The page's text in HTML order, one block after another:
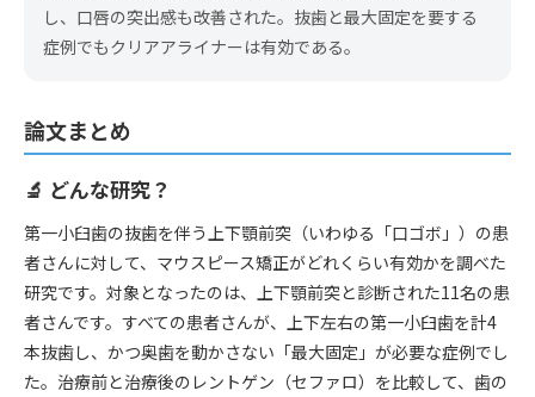
し、口唇の突出感も改善された。抜歯と最大固定を要する
症例でもクリアアライナーは有効である。
論文まとめ
🔬 どんな研究？
第一小臼歯の抜歯を伴う上下顎前突（いわゆる「口ゴボ」）の患
者さんに対して、マウスピース矯正がどれくらい有効かを調べた
研究です。対象となったのは、上下顎前突と診断された11名の患
者さんです。すべての患者さんが、上下左右の第一小臼歯を計4
本抜歯し、かつ奥歯を動かさない「最大固定」が必要な症例でし
た。治療前と治療後のレントゲン（セファロ）を比較して、歯の